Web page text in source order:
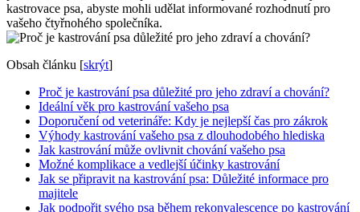
kastrovace psa, abyste mohli udělat informované rozhodnutí pro
vašeho čtyřnohého společníka.
Obsah článku [skrýt]
Proč je kastrování psa důležité pro jeho zdraví a chování?
Ideální věk pro kastrování vašeho psa
Doporučení od veterináře: Kdy je nejlepší čas pro zákrok
Výhody kastrování vašeho psa z dlouhodobého hlediska
Jak kastrování může ovlivnit chování vašeho psa
Možné komplikace a vedlejší účinky kastrování
Jak se připravit na kastrování psa: Důležité informace pro
majitele
Jak podpořit svého psa během rekonvalescence po kastrování